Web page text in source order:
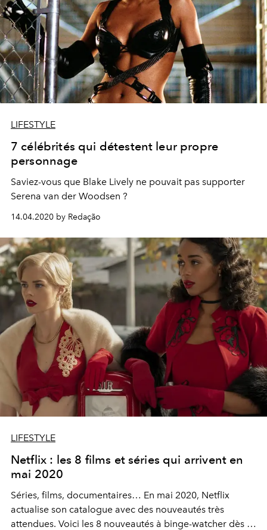
LIFESTYLE
7 célébrités qui détestent leur propre
personnage
Saviez-vous que Blake Lively ne pouvait pas supporter
Serena van der Woodsen ?
14.04.2020 by Redação
LIFESTYLE
Netflix : les 8 films et séries qui arrivent en
mai 2020
Séries, films, documentaires… En mai 2020, Netflix
actualise son catalogue avec des nouveautés très
attendues. Voici les 8 nouveautés à binge-watcher dès le